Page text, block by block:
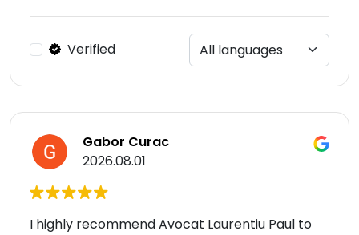
Verified
Gabor Curac
2026.08.01
I highly recommend Avocat Laurentiu Paul to